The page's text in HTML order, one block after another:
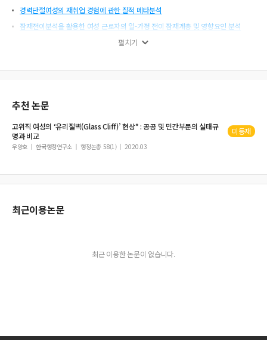
경력단절여성의 재취업 경험에 관한 질적 메타분석
잠재전이분석을 활용한 여성 근로자의 일-가정 전이 잠재계층 및 영향요인 분석
펼치기
추천 논문
고위직 여성의 ‘유리절벽(Glass Cliff)’ 현상* : 공공 및 민간부문의 실태규
명과 비교
미등재
우양호 한국행정연구소 행정논총 58(1) 2020.03
최근이용논문
최근 이용한 논문이 없습니다.